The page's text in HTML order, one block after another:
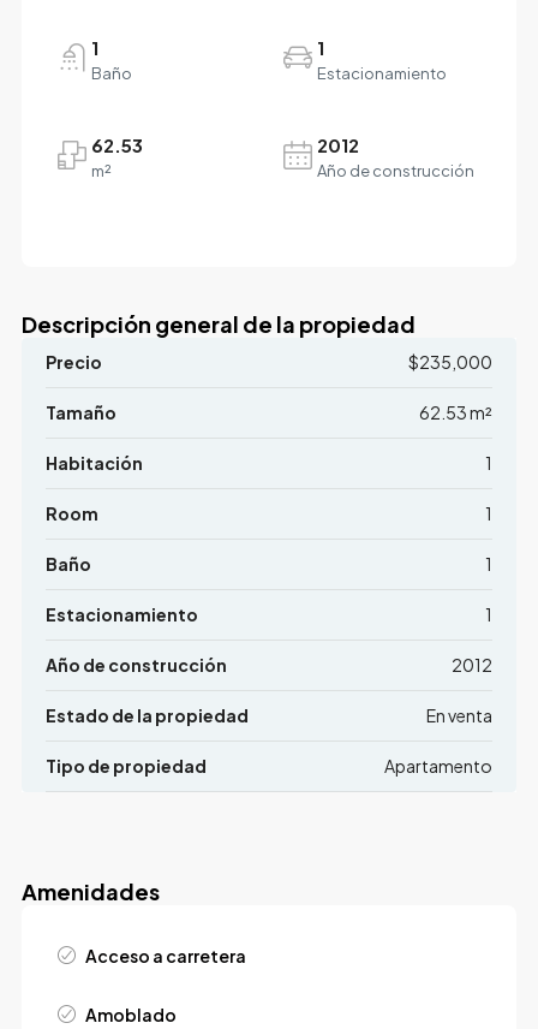
1
Baño
1
Estacionamiento
62.53
m²
2012
Año de construcción
Descripción general de la propiedad
Precio $235,000
Tamaño 62.53 m²
Habitación 1
Room 1
Baño 1
Estacionamiento 1
Año de construcción 2012
Estado de la propiedad En venta
Tipo de propiedad Apartamento
Amenidades
Acceso a carretera
Amoblado